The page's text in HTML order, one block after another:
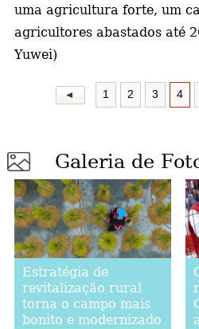
uma agricultura forte, um
agricultores abastados até
Yuwei)
1 2 3 4
Galeria de
Estratégia de
revitalização rural
torna o campo mais
bonito e modernizado